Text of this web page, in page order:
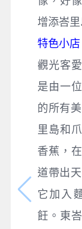
增添峇里
特色小店
觀光客
是由一
的所有
里島和
香蕉，
道帶出
它加入
飪。東